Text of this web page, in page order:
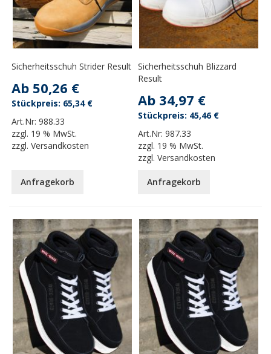
Sicherheitsschuh Strider Result
Ab 50,26 €
Art.Nr:988.33
zzgl. 19 % MwSt.
zzgl.Versandkosten
65,34 €
Anfragekorb
Sicherheitsschuh Blizzard
Result
Ab 34,97 €
Art.Nr:987.33
zzgl. 19 % MwSt.
zzgl.Versandkosten
45,46 €
Anfragekorb